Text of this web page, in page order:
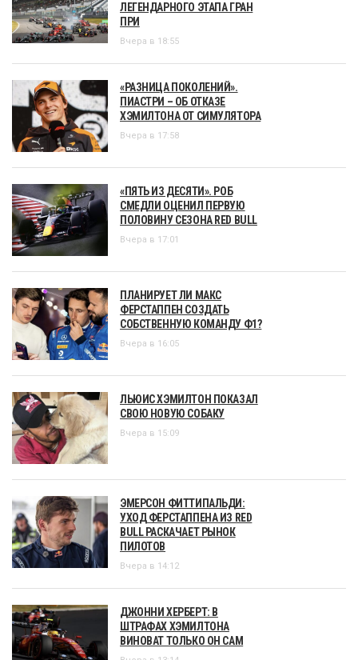
ЛЕГЕНДАРНОГО ЭТАПА ГРАН
ПРИ
Вчера в 18:55
«РАЗНИЦА ПОКОЛЕНИЙ».
ПИАСТРИ – ОБ ОТКАЗЕ
ХЭМИЛТОНА ОТ СИМУЛЯТОРА
Вчера в 17:58
«ПЯТЬ ИЗ ДЕСЯТИ». РОБ
СМЕДЛИ ОЦЕНИЛ ПЕРВУЮ
ПОЛОВИНУ СЕЗОНА RED BULL
Вчера в 17:01
ПЛАНИРУЕТ ЛИ МАКС
ФЕРСТАППЕН СОЗДАТЬ
СОБСТВЕННУЮ КОМАНДУ Ф1?
Вчера в 16:05
ЛЬЮИС ХЭМИЛТОН ПОКАЗАЛ
СВОЮ НОВУЮ СОБАКУ
Вчера в 15:09
ЭМЕРСОН ФИТТИПАЛЬДИ:
УХОД ФЕРСТАППЕНА ИЗ RED
BULL РАСКАЧАЕТ РЫНОК
ПИЛОТОВ
Вчера в 14:12
ДЖОННИ ХЕРБЕРТ: В
ШТРАФАХ ХЭМИЛТОНА
ВИНОВАТ ТОЛЬКО ОН САМ